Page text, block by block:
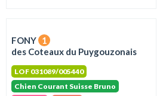
FONY 1
des Coteaux du Puygouzonais
LOF 031089/005440
Chien Courant Suisse Bruno